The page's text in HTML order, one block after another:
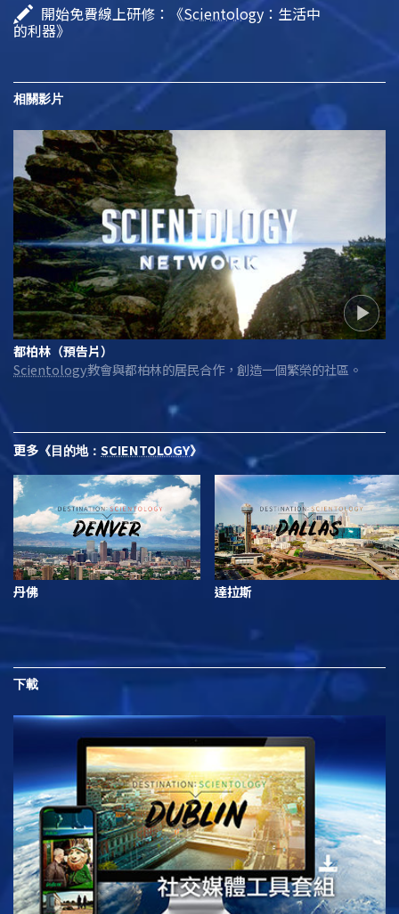
開始免費線上研修：《Scientology ：生活中
的利器》
相關影片
都柏林（預告片）
Scientology教會與都柏林的居民合作，創造一個繁榮的社區。
更多 《目的地： SCIENTOLOGY》
丹佛 達拉斯
下載